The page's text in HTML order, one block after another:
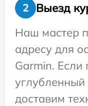
2
Выезд
Наш мастер
адресу для
Garmin. Если
доставим